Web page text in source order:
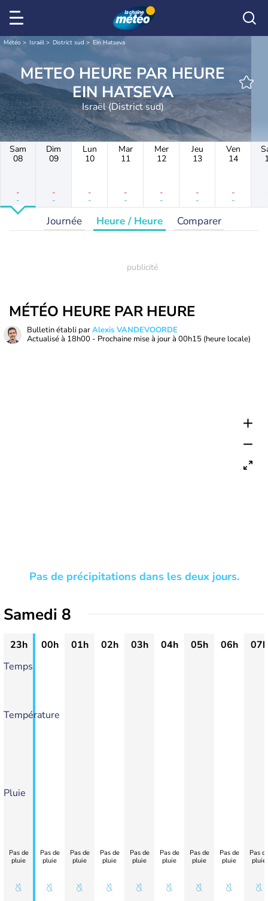
Météo Israël District sud Ein Hatseva
METEO HEURE PAR HEURE
EIN HATSEVA
Israël (District sud)
Sam
08
-
-
Dim
09
-
-
Lun
10
-
-
Mar
11
-
-
Mer
12
-
-
Jeu
13
-
-
Ven
14
-
-
Journée Heure / Heure Comparer
MÉTÉO HEURE PAR HEURE
Bulletin établi parAlexis VANDEVOORDE
Actualisé à 18h00 - Prochaine mise à jour à 00h15 (heure locale)
Pas de précipitations dans les deux jours.
Samedi 8
23h 00h 01h 02h 03h 04h 05h 06h
07h
Temps
Température
Pluie
Pas de
pluie
Pas de
pluie
Pas de
pluie
Pas de
pluie
Pas de
pluie
Pas de
pluie
Pas de
pluie
Pas de
pluie
Pas
pluie